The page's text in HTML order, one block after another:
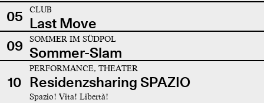
05 CLUB
Last Move
09
SOMMER IM SÜDPOL
Sommer-Slam
10
PERFORMANCE, THEATER
Residenzsharing SPAZIO
Spazio! Vita! Libertà!